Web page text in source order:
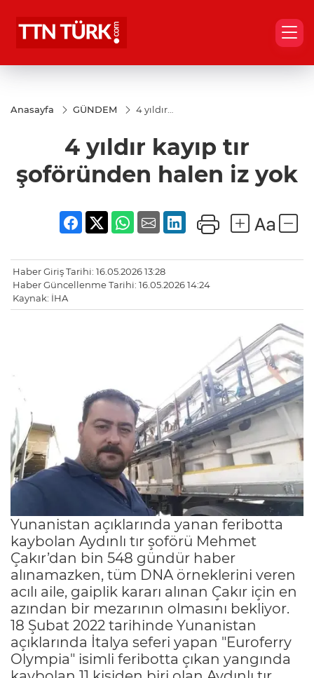
Anasayfa GÜNDEM
4 yıldır
halen iz
yok
4 yıldır kayıp tır
şoföründen halen iz yok
Haber Giriş Tarihi: 16.05.2026 13:28
Haber Güncellenme Tarihi: 16.05.2026 14:24
Kaynak: İHA
Yunanistan açıklarında yanan feribotta
kaybolan Aydınlı tır şoförü Mehmet
Çakır’dan bin 548 gündür haber
alınamazken, tüm DNA örneklerini veren
acılı aile, gaiplik kararı alınan Çakır için en
azından bir mezarının olmasını bekliyor.
18 Şubat 2022 tarihinde Yunanistan
açıklarında İtalya seferi yapan "Euroferry
Olympia" isimli feribotta çıkan yangında